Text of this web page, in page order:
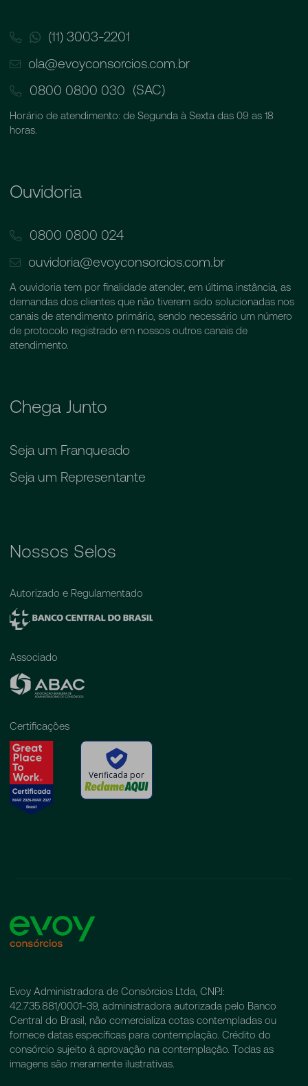
(11) 3003-2201
ola@evoyconsorcios.com.br
0800 0800 030 (SAC)
Horário de atendimento: de Segunda à Sexta das 09 as 18
horas.
Ouvidoria
0800 0800 024
ouvidoria@evoyconsorcios.com.br
A ouvidoria tem por finalidade atender, em última instância, as
demandas dos clientes que não tiverem sido solucionadas nos
canais de atendimento primário, sendo necessário um número
de protocolo registrado em nossos outros canais de
atendimento.
Chega Junto
Seja um Franqueado
Seja um Representante
Nossos Selos
Autorizado e Regulamentado
Associado
Certificações
Verificada por
Evoy Administradora de Consórcios Ltda, CNPJ:
42.735.881/0001-39, administradora autorizada pelo Banco
Central do Brasil, não comercializa cotas contempladas ou
fornece datas específicas para contemplação. Crédito do
consórcio sujeito à aprovação na contemplação. Todas as
imagens são meramente ilustrativas.